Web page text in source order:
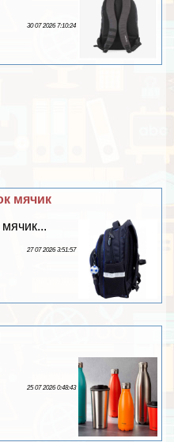
30 07 2026 7:10:24
мячик
27 07 2026 3:51:57
25 07 2026 0:48:43